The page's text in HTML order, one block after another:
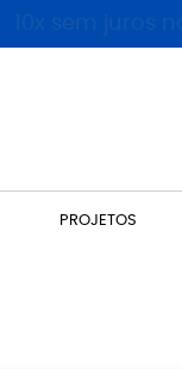
PROJETOS